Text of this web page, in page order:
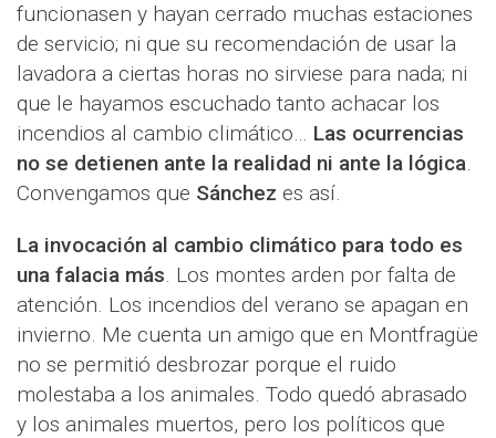
funcionasen y hayan cerrado muchas estaciones
de servicio; ni que su recomendación de usar la
lavadora a ciertas horas no sirviese para nada; ni
que le hayamos escuchado tanto achacar los
incendios al cambio climático… Las ocurrencias
no se detienen ante la realidad ni ante la lógica.
Convengamos que Sánchez es así.
La invocación al cambio climático para todo es
una falacia más. Los montes arden por falta de
atención. Los incendios del verano se apagan en
invierno. Me cuenta un amigo que en Montfragüe
no se permitió desbrozar porque el ruido
molestaba a los animales. Todo quedó abrasado
y los animales muertos, pero los políticos que